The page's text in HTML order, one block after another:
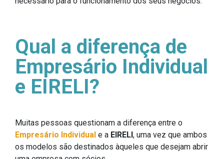
Qual a diferença de
Empresário Individual
e EIRELI?
Muitas pessoas questionam a diferença entre o
Empresário Individual e a EIRELI, uma vez que ambos
os modelos são destinados àqueles que desejam abrir